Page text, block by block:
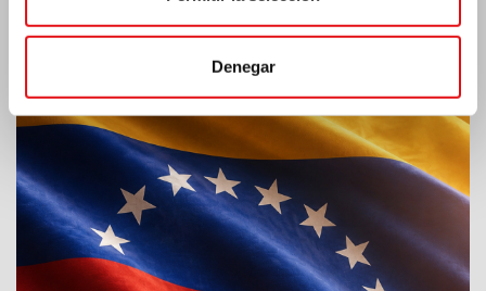
Denegar
Emergencia por terremoto Venezuela